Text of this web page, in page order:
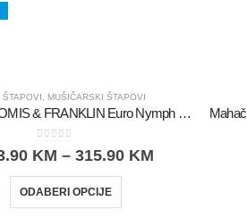
ŠTAPOVI MUŠIČARSKI ŠTAPOVI
Mahač LOOMIS & FRANKLIN Euro Nymph IM12
0out of 5
KM – 315.90 KM
ODABERI OPCIJE